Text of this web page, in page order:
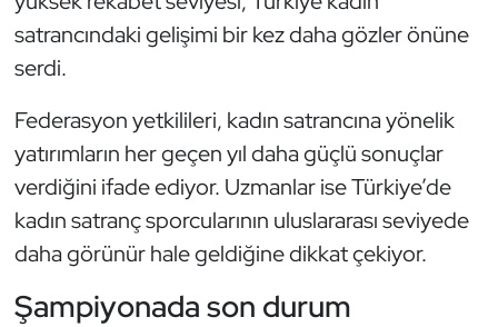
satrancındaki gelişimi bir kez daha gözler önüne
serdi.
Federasyon yetkilileri, kadın satrancına yönelik
yatırımların her geçen yıl daha güçlü sonuçlar
verdiğini ifade ediyor. Uzmanlar ise Türkiye’de
kadın satranç sporcularının uluslararası seviyede
daha görünür hale geldiğine dikkat çekiyor.
Şampiyonada son durum